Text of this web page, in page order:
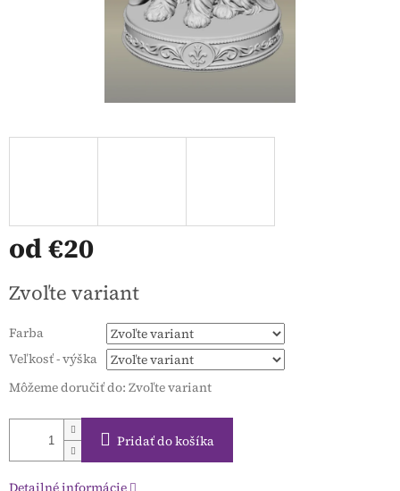
od€20
cena:
Zvoľte variant
Farba
Veľkosť - výška
Môžeme doručiť do: Zvoľte variant
Pridať do košíka